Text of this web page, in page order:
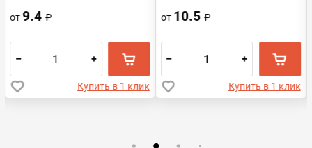
от9.4₽
– +
Купить в 1 клик
от 10.5₽
– +
Купить в 1 клик